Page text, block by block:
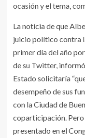
ocasión y el tema,
La noticia de que
juicio político contra
primer día del año
de su Twitter,
Estado solicitaría
desempeño de sus
con la Ciudad de
coparticipación.
presentado en el